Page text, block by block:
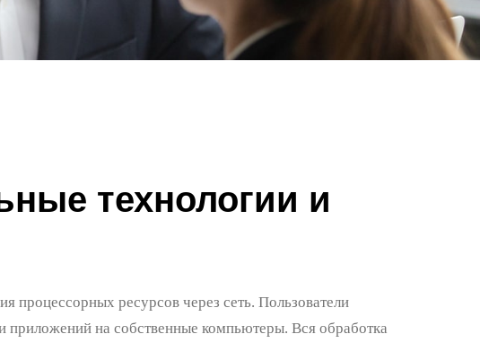
технологии и
процессорных ресурсов через сеть. Пользователи
на собственные компьютеры. Вся обработка